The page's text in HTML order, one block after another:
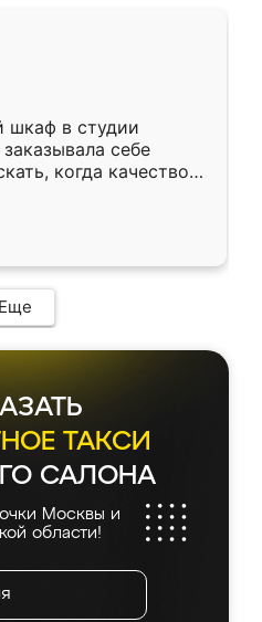
шкаф в студии
себе
когда качеством
кухня уже почти
Еще
ТАКСИ
САЛОНА
Москвы и
области!